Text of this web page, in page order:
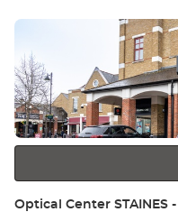
Pulse
para
obtener
más
información
Tienda:
Optical Center STAINES -